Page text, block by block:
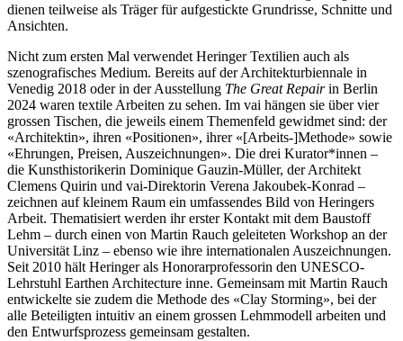
dienen teilweise als Träger für aufgestickte Grundrisse, Schnitte und
Ansichten.
Nicht zum ersten Mal verwendet Heringer Textilien auch als
szenografisches Medium. Bereits auf der Architekturbiennale in
Venedig 2018 oder in der Ausstellung The Great Repairin Berlin
2024 waren textile Arbeiten zu sehen. Im vai hängen sie über vier
grossen Tischen, die jeweils einem Themenfeld gewidmet sind: der
«Architektin», ihren «Positionen», ihrer «[Arbeits-]Methode» sowie
«Ehrungen, Preisen, Auszeichnungen». Die drei Kurator*innen –
die Kunsthistorikerin Dominique Gauzin-Müller, der Architekt
Clemens Quirin und vai-Direktorin Verena Jakoubek-Konrad –
zeichnen auf kleinem Raum ein umfassendes Bild von Heringers
Arbeit. Thematisiert werden ihr erster Kontakt mit dem Baustoff
Lehm – durch einen von Martin Rauch geleiteten Workshop an der
Universität Linz – ebenso wie ihre internationalen Auszeichnungen.
Seit 2010 hält Heringer als Honorarprofessorin den UNESCO-
Lehrstuhl Earthen Architecture inne. Gemeinsam mit Martin Rauch
entwickelte sie zudem die Methode des «Clay Storming», bei der
alle Beteiligten intuitiv an einem grossen Lehmmodell arbeiten und
den Entwurfsprozess gemeinsam gestalten.